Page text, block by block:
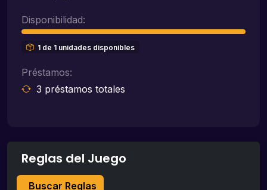
Disponibilidad:
1 de 1 unidades disponibles
Préstamos:
3 préstamos totales
Reglas del Juego
Buscar Reglas